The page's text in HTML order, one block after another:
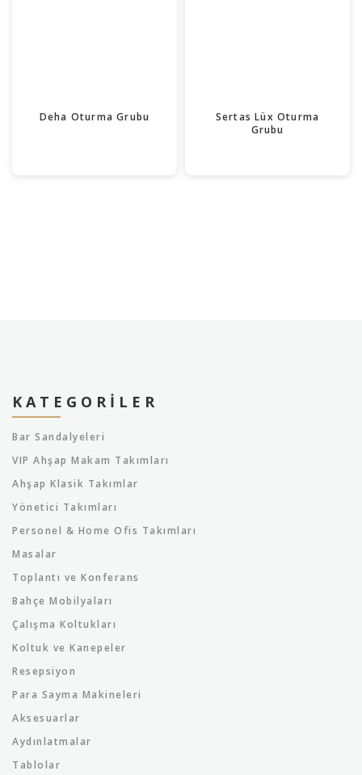
Deha Oturma Grubu
Sertas Lüx Oturma
Grubu
KATEGORILER
Bar Sandalyeleri
VIP Ahşap Makam Takımları
Ahşap Klasik Takımlar
Yönetici Takımları
Personel & Home Ofis Takımları
Masalar
Toplantı ve Konferans
Bahçe Mobilyaları
Çalışma Koltukları
Koltuk ve Kanepeler
Resepsiyon
Para Sayma Makineleri
Aksesuarlar
Aydınlatmalar
Tablolar